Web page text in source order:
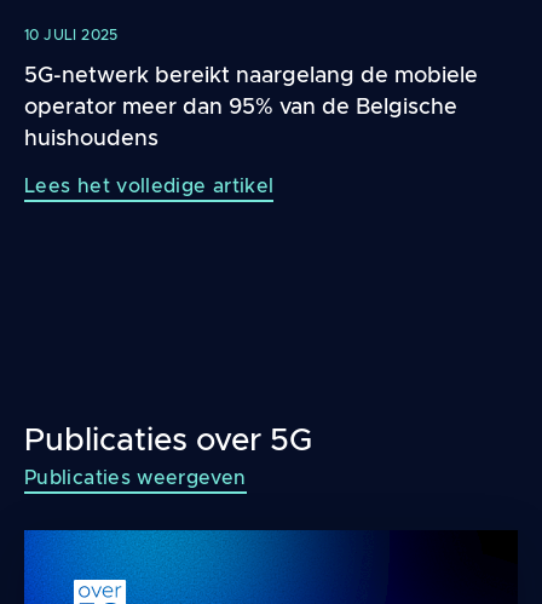
10 JULI 2025
5G-netwerk bereikt naargelang de mobiele
operator meer dan 95% van de Belgische
huishoudens
Lees het volledige artikel
Publicaties over 5G
Publicaties weergeven